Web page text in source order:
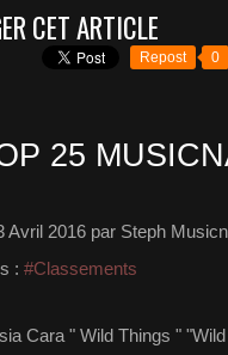
CET ARTICLE
Repost 0
25
Avril 2016 par Steph
: #Classements
Cara " Wild Things "